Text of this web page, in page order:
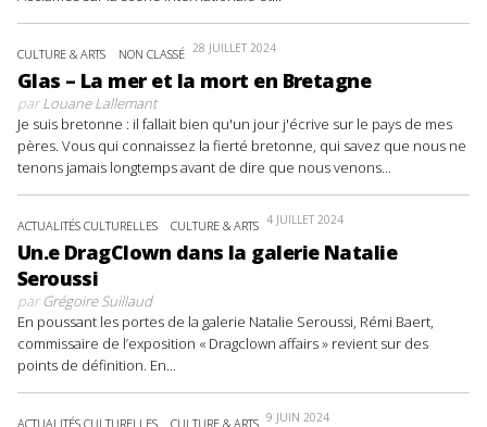
CULTURE & ARTS NON CLASSÉ 28 JUILLET 2024
Glas – La mer et la mort en Bretagne
parLouane Lallemant
Je suis bretonne : il fallait bien qu'un jour j'écrive sur le pays de mes
pères. Vous qui connaissez la fierté bretonne, qui savez que nous ne
tenons jamais longtemps avant de dire que nous venons...
ACTUALITÉS CULTURELLES CULTURE & ARTS 4 JUILLET 2024
Un.e DragClown dans la galerie Natalie
Seroussi
parGrégoire Suillaud
En poussant les portes de la galerie Natalie Seroussi, Rémi Baert,
commissaire de l’exposition « Dragclown affairs » revient sur des
points de définition. En...
ACTUALITÉS CULTURELLES CULTURE & ARTS 9 JUIN 2024